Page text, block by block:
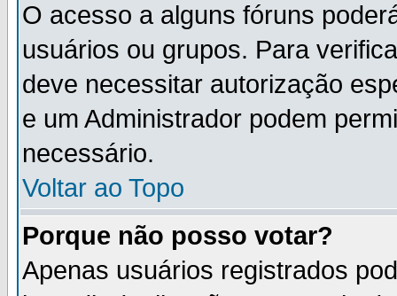
O acesso a alguns fóruns
usuários ou grupos. Para
deve necessitar autorização
e um Administrador podem
necessário.
Voltar ao Topo
Porque não posso votar?
Apenas usuários registrados